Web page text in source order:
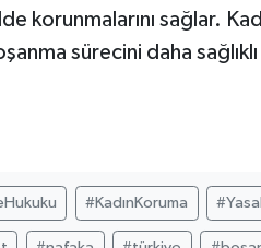
korunmalarını sağlar.
sürecini daha
#KadınKoruma